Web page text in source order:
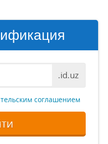
.id.uz
соглашением